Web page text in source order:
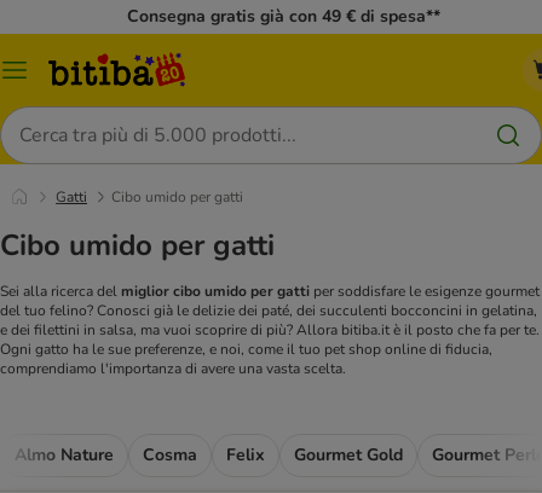
Consegna gratis già con 49 € di spesa**
Overview
Cerca
Gatti Cibo umido per gatti
Cibo umido per gatti
Sei alla ricerca del miglior cibo umido per gatti per soddisfare le esigenze gourmet
del tuo felino? Conosci già le delizie dei paté, dei succulenti bocconcini in gelatina,
e dei filettini in salsa, ma vuoi scoprire di più? Allora bitiba.it è il posto che fa per te.
Ogni gatto ha le sue preferenze, e noi, come il tuo pet shop online di fiducia,
comprendiamo l'importanza di avere una vasta scelta.
Almo Nature Cosma Felix Gourmet Gold